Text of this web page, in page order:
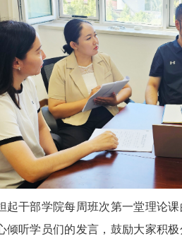
干部学院每周班次第一堂理论课
倾听学员们的发言，鼓励大家积